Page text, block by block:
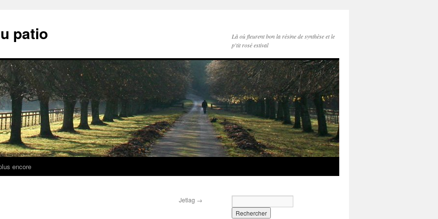
patio
Là où fleurent bon la résine de synthèse et le
p'tit rosé estival
encore
Jetlag →